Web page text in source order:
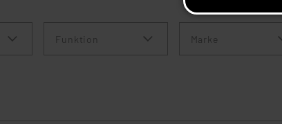
Funktion Marke